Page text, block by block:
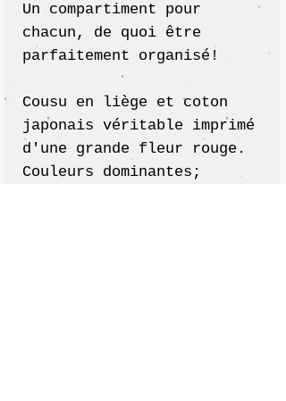
Un compartiment pour
chacun, de quoi être
parfaitement organisé!
Cousu en liège et coton
japonais véritable imprimé
d'une grande fleur rouge.
Couleurs dominantes;